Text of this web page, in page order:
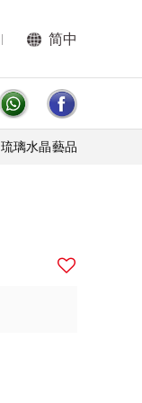
简中
琉璃水晶藝品